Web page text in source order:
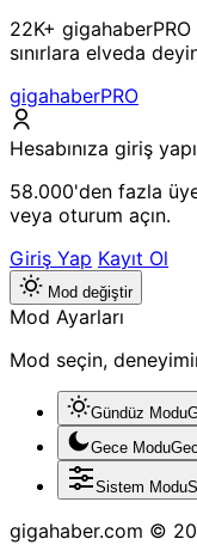
22K+
sınırlara elveda
gigahaberPRO
Hesabınıza giriş
58.000'den fazla
veya oturum açın.
Giriş Yap Kayıt Ol
Mod değiştir
Mod Ayarları
Mod seçin,
Gündüz Modu
Gece Modu
Sistem Modu
gigahaber.com ©